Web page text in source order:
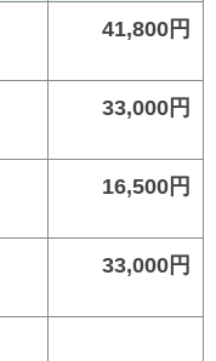
41,800円
33,000円
16,500円
33,000円